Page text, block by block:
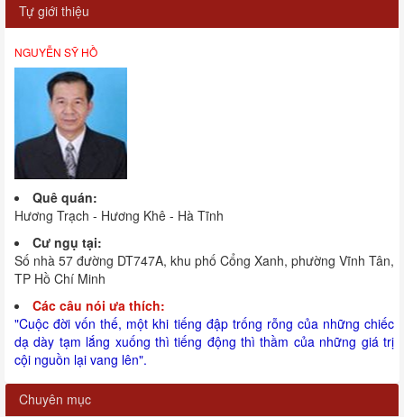
Tự giới thiệu
NGUYỄN SỸ HỒ
Quê quán:
Hương Trạch - Hương Khê - Hà Tĩnh
Cư ngụ tại:
Số nhà 57 đường DT747A, khu phố Cổng Xanh, phường Vĩnh Tân,
TP Hồ Chí Minh
Các câu nói ưa thích:
"Cuộc đời vốn thế, một khi tiếng đập trống rỗng của những chiếc
dạ dày tạm lắng xuống thì tiếng động thì thầm của những giá trị
cội nguồn lại vang lên".
Chuyên mục